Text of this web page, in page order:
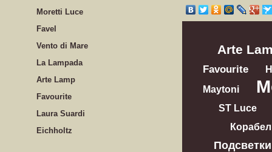
Moretti Luce
Favel
Vento di Mare
La Lampada
Arte Lamp
Favourite
Laura Suardi
Eichholtz
Arte
Favourite
Maytoni
ST Luce